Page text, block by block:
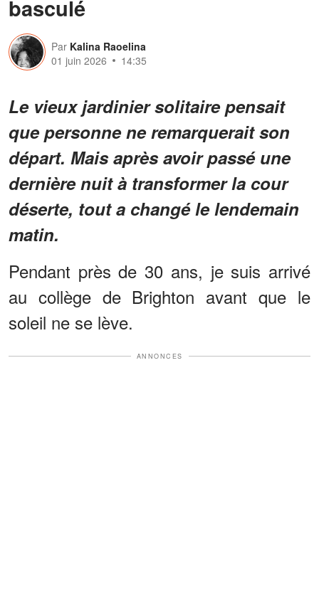
basculé
Par Kalina Raoelina
01 juin 2026
14:35
Le vieux jardinier solitaire pensait
que personne ne remarquerait son
départ. Mais après avoir passé une
dernière nuit à transformer la cour
déserte, tout a changé le lendemain
matin.
Pendant près de 30 ans, je suis arrivé
au collège de Brighton avant que le
soleil ne se lève.
ANNONCES